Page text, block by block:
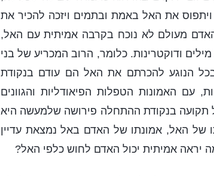
את האל באמת ובתמים ויזכה להכיר את
מעולם לא נוכח בקרבה אמיתית עם האל,
ודוקטרינות. כלומר, הרוב המכריע של בני
הנוגע להכרתם את האל הם עודם בנקודת
עם האמונות הטפלות הפיאודליות והגוונים
תקועה בנקודת ההתחלה פירושה שלמעשה היא
של האל, אמונתו של האדם באל נמצאת עדיין
יראה אמיתית יכול האדם לחוש כלפי האל?